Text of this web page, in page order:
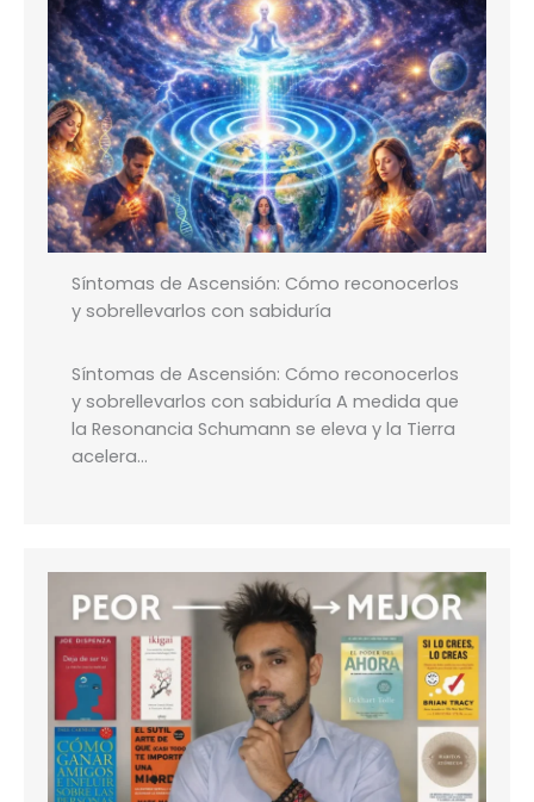
Síntomas de Ascensión: Cómo reconocerlos
y sobrellevarlos con sabiduría
Síntomas de Ascensión: Cómo reconocerlos
y sobrellevarlos con sabiduría A medida que
la Resonancia Schumann se eleva y la Tierra
acelera…